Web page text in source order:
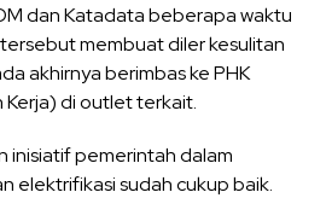
dan Katadata beberapa waktu
membuat diler kesulitan
akhirnya berimbas ke PHK
di outlet terkait.
inisiatif pemerintah dalam
elektrifikasi sudah cukup baik.